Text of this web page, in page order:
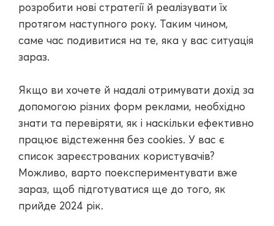
розробити нові стратегії й реалізувати їх
протягом наступного року. Таким чином,
саме час подивитися на те, яка у вас ситуація
зараз.
Якщо ви хочете й надалі отримувати дохід за
допомогою різних форм реклами, необхідно
знати та перевіряти, як і наскільки ефективно
працює відстеження без cookies. У вас є
список зареєстрованих користувачів?
Можливо, варто поекспериментувати вже
зараз, щоб підготуватися ще до того, як
прийде 2024 рік.